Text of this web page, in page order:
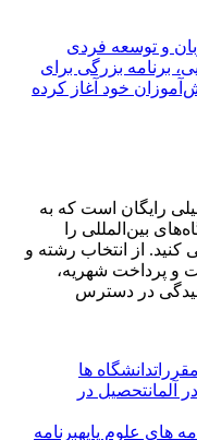
و توسعه فردی
420 میلیون یورویی، برنامه بزرگی برای
خود آغاز کرده
رایگان است که به
بین‌المللی را
کنید. از انتخاب رشته و
و پرداخت شهریه،
در دسترس
دانشگاه ها
آلمانتحصیل در
های علوم پایهبرنامه